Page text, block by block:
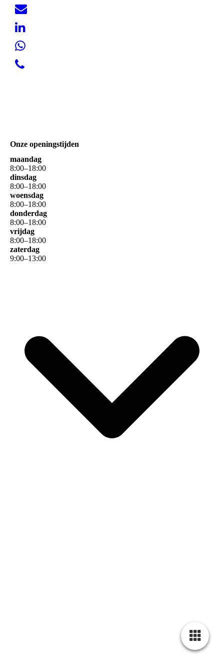
Onze openingstijden
maandag
8:00–18:00
dinsdag
8:00–18:00
woensdag
8:00–18:00
donderdag
8:00–18:00
vrijdag
8:00–18:00
zaterdag
9:00–13:00